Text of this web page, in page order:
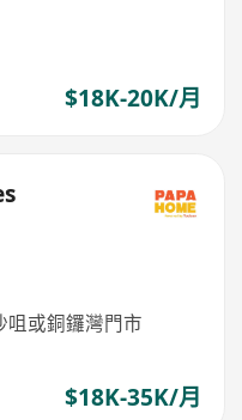
$18K-20K/月
咀或銅鑼灣門市
$18K-35K/月